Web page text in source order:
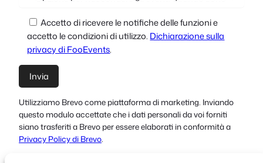
Accetto di ricevere le notifiche delle funzioni e
accetto le condizioni di utilizzo. Dichiarazione sulla
privacy di FooEvents.
Utilizziamo Brevo come piattaforma di marketing. Inviando
questo modulo accettate che i dati personali da voi forniti
siano trasferiti a Brevo per essere elaborati in conformità a
Privacy Policy di Brevo.